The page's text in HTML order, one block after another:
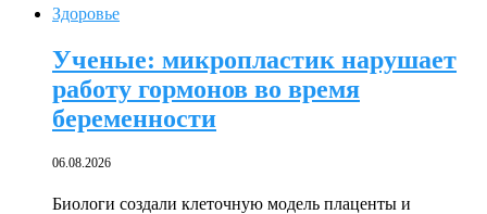
Здоровье
Ученые: микропластик нарушает
работу гормонов во время
беременности
06.08.2026
Биологи создали клеточную модель плаценты и